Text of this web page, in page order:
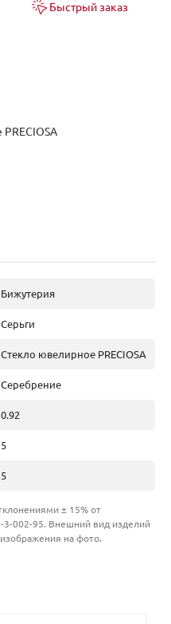
Быстрый заказ
Бижутерия
Серьги
Стекло ювелирное PRECIOSA
Серебрение
0.92
5
5
± 15% от
3-002-95. Внешний вид изделий
на фото.